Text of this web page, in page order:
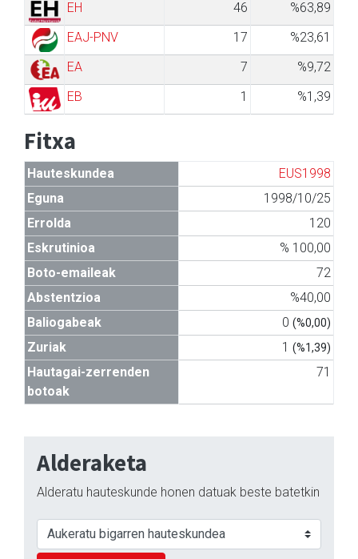
EH
46
%63,89
EAJ-PNV
17
%23,61
EA
7
%9,72
EB
1 %1,39
Fitxa
Hauteskundea
EUS1998
Eguna
1998/10/25
Errolda
120
Eskrutinioa
% 100,00
Boto-emaileak
72
Abstentzioa
%40,00
Baliogabeak
0 (%0,00)
Zuriak 1 (%1,39)
Hautagai-zerrenden
botoak
71
Alderaketa
Alderatu hauteskunde honen datuak beste batetkin